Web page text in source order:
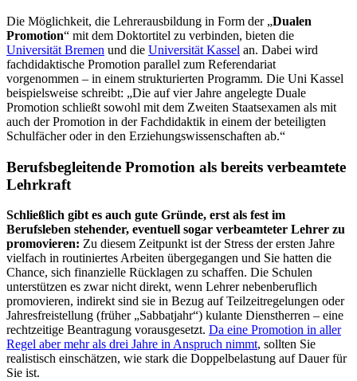
Die Möglichkeit, die Lehrerausbildung in Form der „Dualen
Promotion“ mit dem Doktortitel zu verbinden, bieten die
Universität Bremen und die Universität Kassel an. Dabei wird
fachdidaktische Promotion parallel zum Referendariat
vorgenommen – in einem strukturierten Programm. Die Uni Kassel
beispielsweise schreibt: „Die auf vier Jahre angelegte Duale
Promotion schließt sowohl mit dem Zweiten Staatsexamen als mit
auch der Promotion in der Fachdidaktik in einem der beteiligten
Schulfächer oder in den Erziehungswissenschaften ab.“
Berufsbegleitende Promotion als bereits verbeamtete
Lehrkraft
Schließlich gibt es auch gute Gründe, erst als fest im
Berufsleben stehender, eventuell sogar verbeamteter Lehrer zu
promovieren: Zu diesem Zeitpunkt ist der Stress der ersten Jahre
vielfach in routiniertes Arbeiten übergegangen und Sie hatten die
Chance, sich finanzielle Rücklagen zu schaffen. Die Schulen
unterstützen es zwar nicht direkt, wenn Lehrer nebenberuflich
promovieren, indirekt sind sie in Bezug auf Teilzeitregelungen oder
Jahresfreistellung (früher „Sabbatjahr“) kulante Dienstherren – eine
rechtzeitige Beantragung vorausgesetzt. Da eine Promotion in aller
Regel aber mehr als drei Jahre in Anspruch nimmt, sollten Sie
realistisch einschätzen, wie stark die Doppelbelastung auf Dauer für
Sie ist.